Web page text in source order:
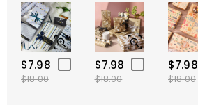
$7.98
$18.00
$7.98
$18.00
$7.98
$18.00